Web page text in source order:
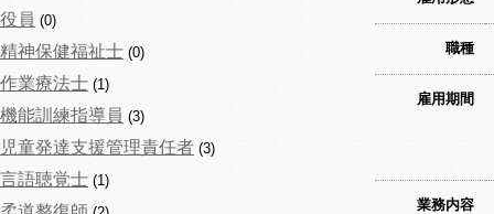
役員 (0)
精神保健福祉士 (0)
作業療法士 (1)
機能訓練指導員 (3)
児童発達支援管理責任者 (3)
言語聴覚士 (1)
職種
雇用期間
業務内容